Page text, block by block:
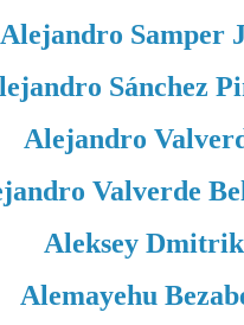
Alejandro Samper
Sánchez
Alejandro
Valverde
Aleksey Dmitrik
Alemayehu